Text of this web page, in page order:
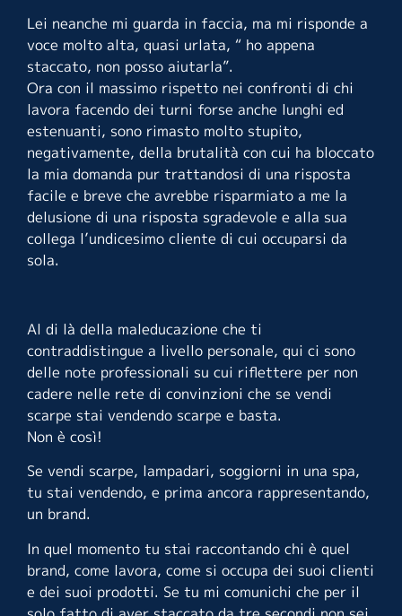
Lei neanche mi guarda in faccia, ma mi risponde a
voce molto alta, quasi urlata, “ ho appena
staccato, non posso aiutarla”.
Ora con il massimo rispetto nei confronti di chi
lavora facendo dei turni forse anche lunghi ed
estenuanti, sono rimasto molto stupito,
negativamente, della brutalità con cui ha bloccato
la mia domanda pur trattandosi di una risposta
facile e breve che avrebbe risparmiato a me la
delusione di una risposta sgradevole e alla sua
collega l’undicesimo cliente di cui occuparsi da
sola.
Al di là della maleducazione che ti
contraddistingue a livello personale, qui ci sono
delle note professionali su cui riflettere per non
cadere nelle rete di convinzioni che se vendi
scarpe stai vendendo scarpe e basta.
Non è così!
Se vendi scarpe, lampadari, soggiorni in una spa,
tu stai vendendo, e prima ancora rappresentando,
un brand.
In quel momento tu stai raccontando chi è quel
brand, come lavora, come si occupa dei suoi clienti
e dei suoi prodotti. Se tu mi comunichi che per il